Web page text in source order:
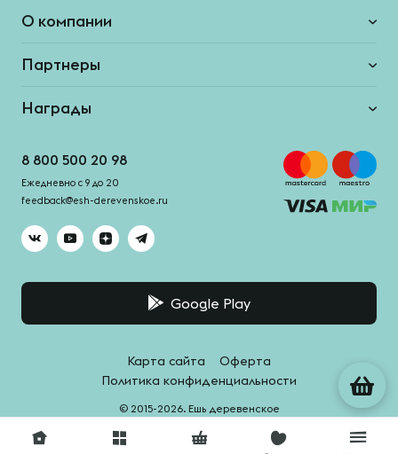
О компании
Партнеры
Награды
8 800 500 20 98
Ежедневно с 9 до 20
feedback@esh-derevenskoe.ru
Google Play
© 2015-2026. Ешь деревенское
Карта сайта
Оферта
Политика конфиденциальности
Система качества - HACCPro